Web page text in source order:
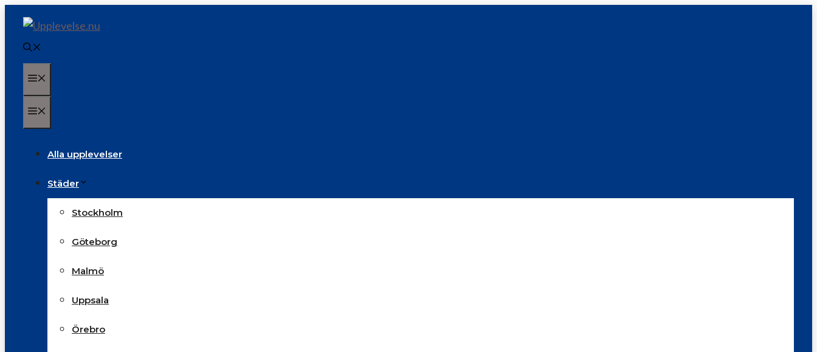
innehåll
Alla upplevelser
Städer
Stockholm
Göteborg
Malmö
Uppsala
Örebro